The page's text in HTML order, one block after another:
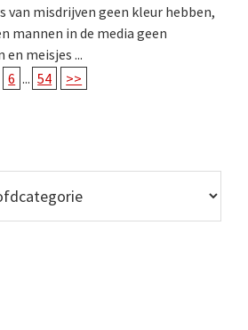
van misdrijven geen kleur hebben,
mannen in de media geen
en meisjes ...
6 ... 54 >>